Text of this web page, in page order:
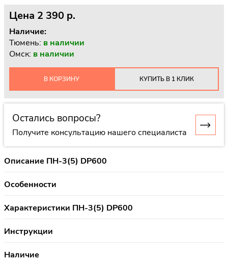
Цена 2 390 p.
Наличие:
Тюмень: в наличии
Омск: в наличии
В КОРЗИНУ КУПИТЬ В 1 КЛИК
Остались вопросы?
Получите консультацию нашего специалиста
Описание ПН-3(5) DP600
Особенности
Характеристики ПН-3(5) DP600
Инструкции
Наличие